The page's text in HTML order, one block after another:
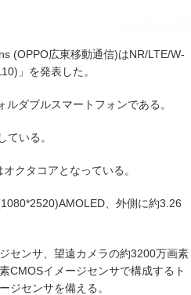
(OPPO広東移動通信)はNR/LTE/W-
」を発表した。
ダブルスマートフォンである。
いる。
クタコアとなっている。
、外側に約3.26
センサ、望遠カメラの約3200万画素
CMOSイメージセンサで構成するト
ジセンサを備える。